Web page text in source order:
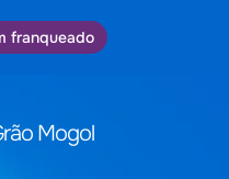
franqueado
Mogol